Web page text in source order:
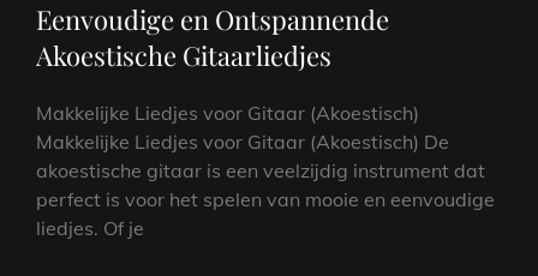
Eenvoudige en Ontspannende
Akoestische Gitaarliedjes
Makkelijke Liedjes voor Gitaar (Akoestisch)
Makkelijke Liedjes voor Gitaar (Akoestisch) De
akoestische gitaar is een veelzijdig instrument dat
perfect is voor het spelen van mooie en eenvoudige
liedjes. Of je